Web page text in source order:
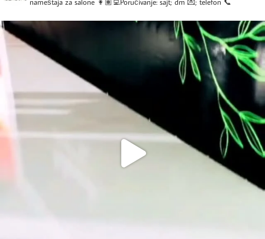
nameštaja za salone 👩🏽‍💻Poručivanje: sajt; dm 💌; telefon 📞